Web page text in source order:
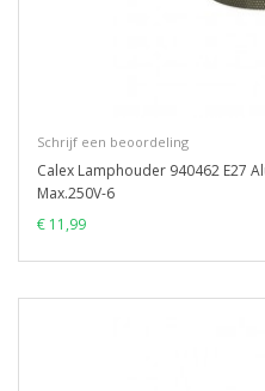
Schrijf een beoordeling
Calex Lamphouder 940462 E27
Max.250V-6
€ 11,99